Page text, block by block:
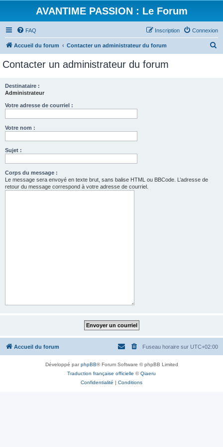
AVANTIME PASSION : Le Forum
FAQ Connexion
Inscription
Accueil du forum Contacter un administrateur du forum
Contacter un administrateur du forum
Destinataire :
Administrateur
Votre adresse de courriel :
Votre nom :
Sujet :
Corps du message :
Le message sera envoyé en texte brut, sans balise HTML ou BBCode. L’adresse de
retour du message correspond à votre adresse de courriel.
Accueil du forum Fuseau horaire sur UTC+02:00
Développé parphpBB® Forum Software © phpBB Limited
Traduction française officielle ©Qiaeru
Confidentialité | Conditions